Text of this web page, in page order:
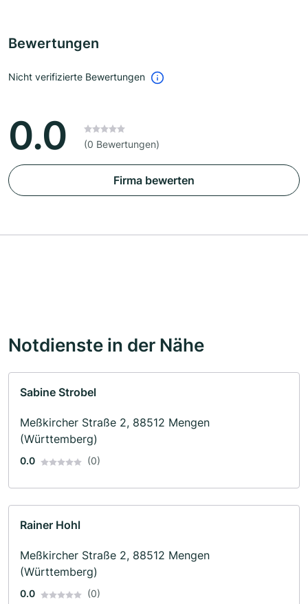
Bewertungen
Nicht verifizierte Bewertungen
0.0 (0 Bewertungen)
Firma bewerten
Notdienste in der Nähe
Sabine Strobel
Meßkircher Straße 2, 88512 Mengen
(Württemberg)
0.0 (0)
Rainer Hohl
Meßkircher Straße 2, 88512 Mengen
(Württemberg)
0.0 (0)